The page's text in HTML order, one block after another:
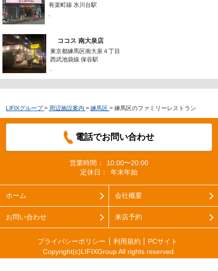
有楽町線 氷川台駅
-
ココス 南大泉店
東京都練馬区南大泉４丁目
西武池袋線 保谷駅
-
LIFIXグループ > 周辺施設案内 > 練馬区 > 練馬区のファミリーレストラン
電話でお問い合わせ
営業時間：
10:00〜20:00
定休日：
年末年始
ホーム 会社概要
お問い合わせ 来店予約
プライバシーポリシー 利用規約
PCサイト
Copyright(c)LIFIXGroup All rights reserved.